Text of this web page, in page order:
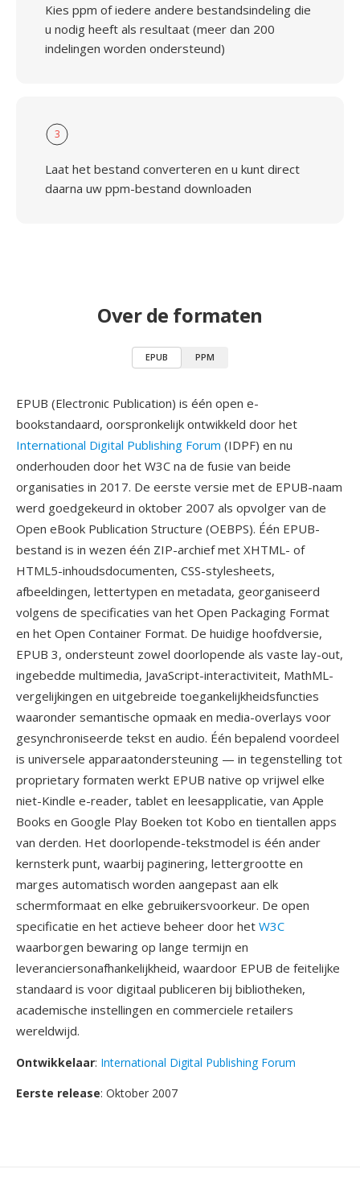
Kies ppm of iedere andere bestandsindeling die
u nodig heeft als resultaat (meer dan 200
indelingen worden ondersteund)
3
Laat het bestand converteren en u kunt direct
daarna uw ppm-bestand downloaden
Over de formaten
EPUB PPM
EPUB (Electronic Publication) is één open e-
bookstandaard, oorspronkelijk ontwikkeld door het
International Digital Publishing Forum (IDPF) en nu
onderhouden door het W3C na de fusie van beide
organisaties in 2017. De eerste versie met de EPUB-naam
werd goedgekeurd in oktober 2007 als opvolger van de
Open eBook Publication Structure (OEBPS). Één EPUB-
bestand is in wezen één ZIP-archief met XHTML- of
HTML5-inhoudsdocumenten, CSS-stylesheets,
afbeeldingen, lettertypen en metadata, georganiseerd
volgens de specificaties van het Open Packaging Format
en het Open Container Format. De huidige hoofdversie,
EPUB 3, ondersteunt zowel doorlopende als vaste lay-out,
ingebedde multimedia, JavaScript-interactiviteit, MathML-
vergelijkingen en uitgebreide toegankelijkheidsfuncties
waaronder semantische opmaak en media-overlays voor
gesynchroniseerde tekst en audio. Één bepalend voordeel
is universele apparaatondersteuning — in tegenstelling tot
proprietary formaten werkt EPUB native op vrijwel elke
niet-Kindle e-reader, tablet en leesapplicatie, van Apple
Books en Google Play Boeken tot Kobo en tientallen apps
van derden. Het doorlopende-tekstmodel is één ander
kernsterk punt, waarbij paginering, lettergrootte en
marges automatisch worden aangepast aan elk
schermformaat en elke gebruikersvoorkeur. De open
specificatie en het actieve beheer door het W3C
waarborgen bewaring op lange termijn en
leveranciersonafhankelijkheid, waardoor EPUB de feitelijke
standaard is voor digitaal publiceren bij bibliotheken,
academische instellingen en commerciele retailers
wereldwijd.
Ontwikkelaar: International Digital Publishing Forum
Eerste release: Oktober 2007